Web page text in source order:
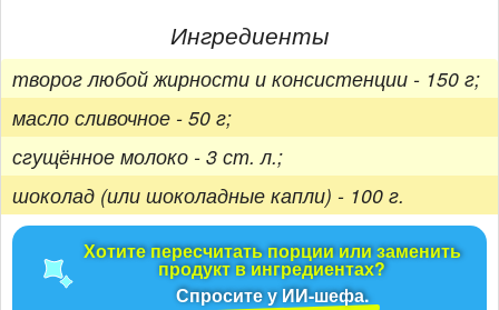
Ингредиенты
творог любой жирности и консистенции - 150 г;
масло сливочное - 50 г;
сгущённое молоко - 3 ст. л.;
шоколад (или шоколадные капли) - 100 г.
Хотите пересчитать порции или заменить
продукт в ингредиентах?
Спросите у ИИ-шефа.